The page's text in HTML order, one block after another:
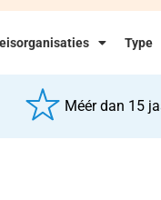
Type
Méér dan 15